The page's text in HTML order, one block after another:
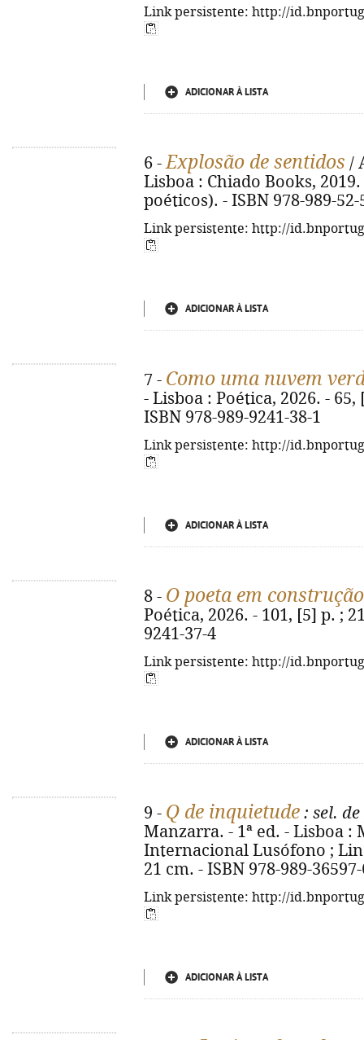
Link persistente: http://
ADICIONAR À LISTA
6 -Explosão de sentidos /
Lisboa : Chiado Books,
poéticos). - ISBN 978-989-52-
Link persistente: http://
ADICIONAR À LISTA
7 - Como uma nuvem
- Lisboa : Poética, 2026. -
ISBN 978-989-9241-38-1
Link persistente: http://
ADICIONAR À LISTA
8 - O poeta em construção
Poética, 2026. - 101, [5] p. ;
9241-37-4
Link persistente: http://
ADICIONAR À LISTA
9 - Q de inquietude : sel.
Manzarra. - 1ª ed. - Lisboa
Internacional Lusófono ;
21 cm. - ISBN 978-989-
Link persistente: http://
ADICIONAR À LISTA